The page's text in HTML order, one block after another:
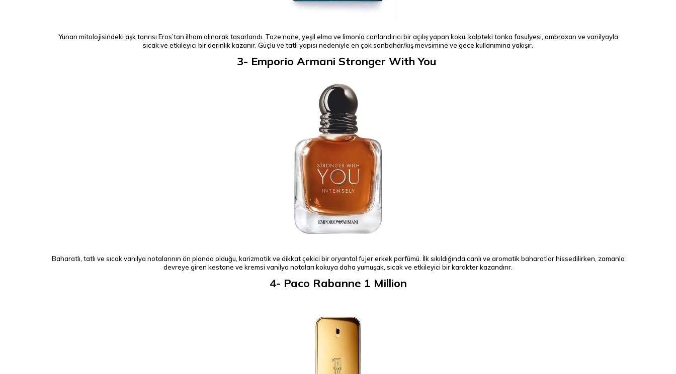
Yunan mitolojisindeki aşk tanrısı Eros’tan ilham alınarak tasarlandı. Taze nane, yeşil elma ve limonla canlandırıcı bir açılış yapan koku, kalpteki tonka fasulyesi, ambroxan ve vanilyayla
sıcak ve etkileyici bir derinlik kazanır. Güçlü ve tatlı yapısı nedeniyle en çok sonbahar/kış mevsimine ve gece kullanımına yakışır.
3- Emporio Armani Stronger With You
Baharatlı, tatlı ve sıcak vanilya notalarının ön planda olduğu, karizmatik ve dikkat çekici bir oryantal fujer erkek parfümü. İlk sıkıldığında canlı ve aromatik baharatlar hissedilirken, zamanla
devreye giren kestane ve kremsi vanilya notaları kokuya daha yumuşak, sıcak ve etkileyici bir karakter kazandırır.
4- Paco Rabanne 1 Million